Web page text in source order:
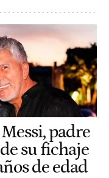
padre
su fichaje
de edad